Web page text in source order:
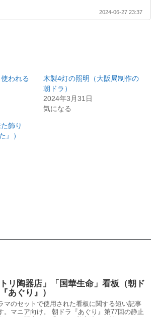
2024-06-27 23:37
われる
木製4灯の照明（大阪局制作の
朝ドラ）
2024年3月31日
気になる
飾り
』）
トリ陶器店」「国華生命」看板（朝ド
あぐり』）
マのセットで使用された看板に関する短い記事
。マニア向け。 朝ドラ『あぐり』第77回の静止